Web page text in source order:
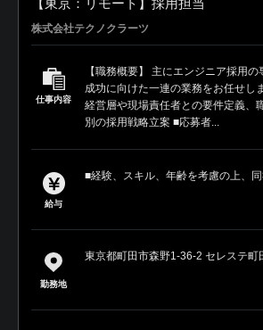
【東京：リモート】採用担当
株式会社テクノクラーツ
仕事内容
【職務概要】 主にエンジニア採用
成功に向けた一連の業務をお任せし
経営層や現場責任者との要件定義、
別の採用戦略立案 ■応募者...
給与
■経験、スキル、年齢を考慮の上、
勤務地
東京都町田市森野1-36-2 セレステ町